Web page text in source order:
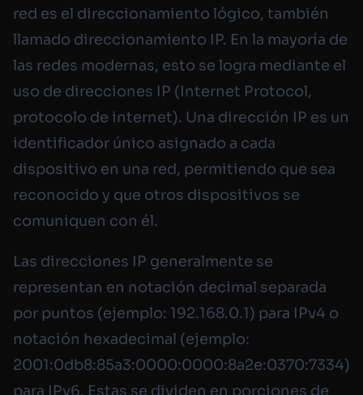
red es el direccionamiento lógico, también
llamado direccionamiento IP. En la mayoría de
las redes modernas, esto se logra mediante el
uso de direcciones IP (Internet Protocol,
protocolo de internet). Una dirección IP es un
identificador único asignado a cada
dispositivo en una red, permitiendo que sea
reconocido y que otros dispositivos se
comuniquen con él.
Las direcciones IP generalmente se
representan en notación decimal separada
por puntos (ejemplo: 192.168.0.1) para IPv4 o
notación hexadecimal (ejemplo:
2001:0db8:85a3:0000:0000:8a2e:0370:7334)
para IPv6. Estas se dividen en porciones de